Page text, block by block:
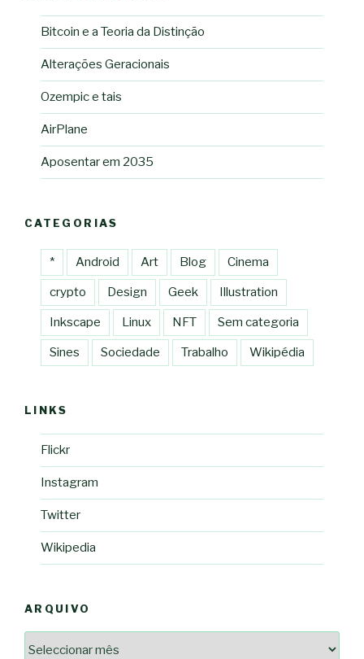
Bitcoin e a Teoria da Distinção
Alterações Geracionais
Ozempic e tais
AirPlane
Aposentar em 2035
CATEGORIAS
* Android Art Blog Cinema
crypto Design Geek Illustration
Inkscape Linux NFT Sem categoria
Sines Sociedade Trabalho Wikipédia
LINKS
Flickr
Instagram
Twitter
Wikipedia
ARQUIVO